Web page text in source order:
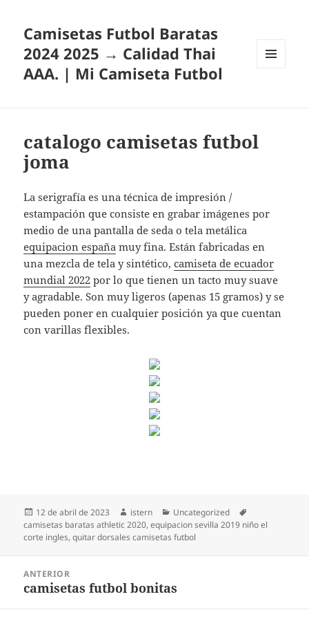
Camisetas Futbol Baratas
2024 2025 → Calidad Thai
AAA. | Mi Camiseta Futbol
catalogo camisetas futbol
joma
La serigrafía es una técnica de impresión /
estampación que consiste en grabar imágenes por
medio de una pantalla de seda o tela metálica
equipacion españa muy fina. Están fabricadas en
una mezcla de tela y sintético,camiseta de ecuador
mundial 2022 por lo que tienen un tacto muy suave
y agradable. Son muy ligeros (apenas 15 gramos) y se
pueden poner en cualquier posición ya que cuentan
con varillas flexibles.
Publicado
el
12 de abril de 2023 Autor
istern Categorías
Uncategorized
camisetas baratas athletic 2020,equipacion sevilla 2019 niño el
corte ingles,quitar dorsales camisetas futbol
entradas
ANTERIOR
Entrada
camisetas futbol bonitas